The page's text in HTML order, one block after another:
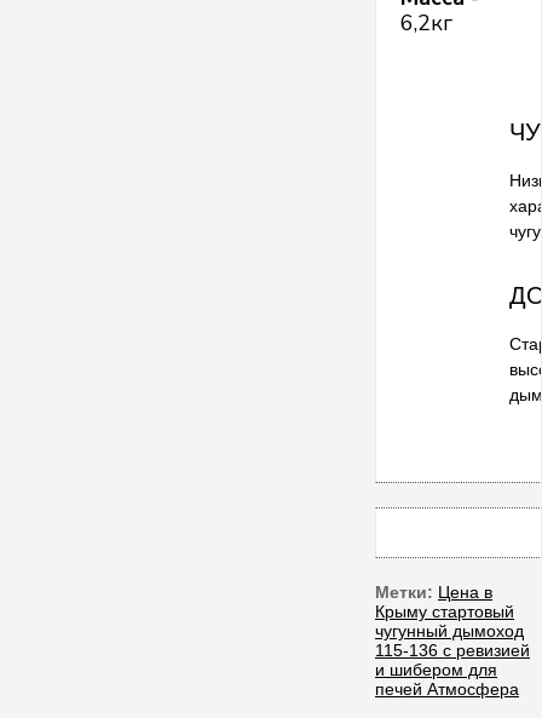
6,2кг
Метки: Цена в
Крыму стартовый
чугунный дымоход
115-136 с ревизией
и шибером для
печей Атмосфера